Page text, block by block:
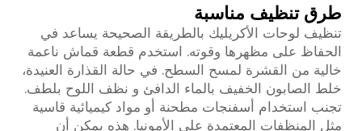
طرق تنظيف مناسبة
تنظيف لوحات الأكريليك بالطريقة الصحيحة يساعد في
الحفاظ على مظهرها وقوته. استخدم قطعة قماش ناعمة
خالية من القشرة لمسح السطح. في حالة القذارة العنيدة،
خلط الصابون الخفيف بالماء الدافئ و نظف اللوح بلطف.
تجنب استخدام أسفنجات مطحنة أو مواد كيميائية قاسية
مثل المنظفات المعتمدة على الأمونيا. هذه يمكن أن